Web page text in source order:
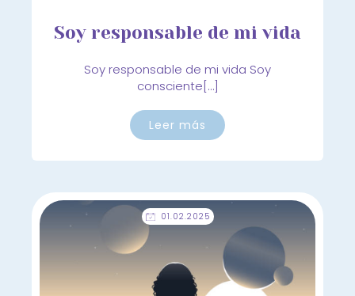
Soy responsable de mi vida
Soy responsable de mi vida Soy
consciente[…]
Leer más
01.02.2025